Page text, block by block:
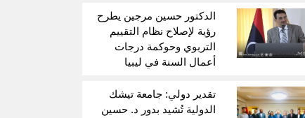
الدكتور حسين مرجين يطرح
رؤية لإصلاح نظام التقييم
التربوي وحوكمة درجات
أعمال السنة في ليبيا
تقدير دولي: جامعة تيشك
الدولية تُشيد بدور د. حسين